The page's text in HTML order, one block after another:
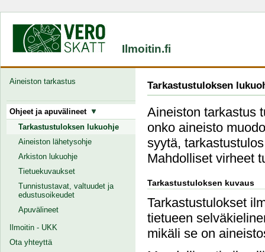
Ilmoitin.fi
Aineiston tarkastus
Ohjeet ja apuvälineet
Tarkastustuloksen lukuohje
Aineiston lähetysohje
Arkiston lukuohje
Tietuekuvaukset
Tunnistustavat, valtuudet ja
edustusoikeudet
Apuvälineet
Ilmoitin - UKK
Ota yhteyttä
Tarkastustuloksen
Aineiston tarkastus
onko aineisto
syytä,
Mahdolliset virheet
Tarkastustuloksen kuvaus
Tarkastustulokset
tietueen
mikäli se on